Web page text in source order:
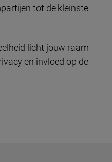
tot de kleinste
licht jouw raam
en invloed op de